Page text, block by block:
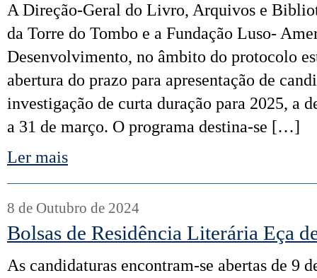
A Direção-Geral do Livro, Arquivos e
da Torre do Tombo e a Fundação Luso-
Desenvolvimento, no âmbito do protocolo
abertura do prazo para apresentação de
investigação de curta duração para 2025, a
a 31 de março. O programa destina-se […]
Ler mais
8 de Outubro de 2024
Bolsas de Residência Literária Eça
​As candidaturas encontram-se abertas de 9